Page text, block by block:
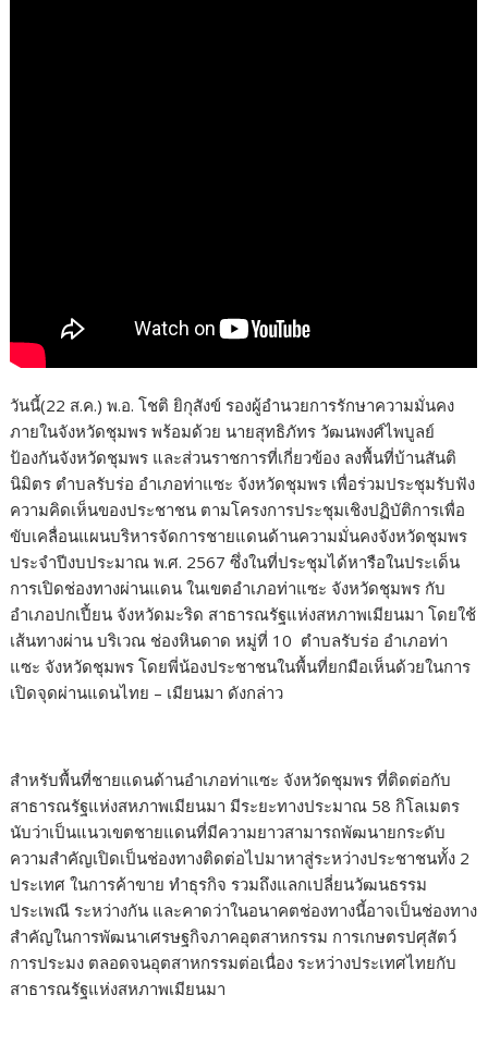
วันนี้(22 ส.ค.) พ.อ. โชติ ยิกุสังข์ รองผู้อำนวยการรักษาความมั่นคง
ภายในจังหวัดชุมพร พร้อมด้วย นายสุทธิภัทร วัฒนพงศ์ไพบูลย์
ป้องกันจังหวัดชุมพร และส่วนราชการที่เกี่ยวข้อง ลงพื้นที่บ้านสันติ
นิมิตร ตำบลรับร่อ อำเภอท่าแซะ จังหวัดชุมพร เพื่อร่วมประชุมรับฟัง
ความคิดเห็นของประชาชน ตามโครงการประชุมเชิงปฏิบัติการเพื่อ
ขับเคลื่อนแผนบริหารจัดการชายแดนด้านความมั่นคงจังหวัดชุมพร
ประจำปีงบประมาณ พ.ศ. 2567 ซึ่งในที่ประชุมได้หารือในประเด็น
การเปิดช่องทางผ่านแดน ในเขตอำเภอท่าแซะ จังหวัดชุมพร กับ
อำเภอปกเปี้ยน จังหวัดมะริด สาธารณรัฐแห่งสหภาพเมียนมา โดยใช้
เส้นทางผ่าน บริเวณ ช่องหินดาด หมู่ที่ 10 ตำบลรับร่อ อำเภอท่า
แซะ จังหวัดชุมพร โดยพี่น้องประชาชนในพื้นที่ยกมือเห็นด้วยในการ
เปิดจุดผ่านแดนไทย – เมียนมา ดังกล่าว
สำหรับพื้นที่ชายแดนด้านอำเภอท่าแซะ จังหวัดชุมพร ที่ติดต่อกับ
สาธารณรัฐแห่งสหภาพเมียนมา มีระยะทางประมาณ 58 กิโลเมตร
นับว่าเป็นแนวเขตชายแดนที่มีความยาวสามารถพัฒนายกระดับ
ความสำคัญเปิดเป็นช่องทางติดต่อไปมาหาสู่ระหว่างประชาชนทั้ง 2
ประเทศ ในการค้าขาย ทำธุรกิจ รวมถึงแลกเปลี่ยนวัฒนธรรม
ประเพณี ระหว่างกัน และคาดว่าในอนาคตช่องทางนี้อาจเป็นช่องทาง
สำคัญในการพัฒนาเศรษฐกิจภาคอุตสาหกรรม การเกษตรปศุสัตว์
การประมง ตลอดจนอุตสาหกรรมต่อเนื่อง ระหว่างประเทศไทยกับ
สาธารณรัฐแห่งสหภาพเมียนมา